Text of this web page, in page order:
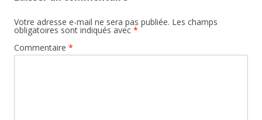
Votre adresse e-mail ne sera pas publiée. Les champs
obligatoires sont indiqués avec *
Commentaire *